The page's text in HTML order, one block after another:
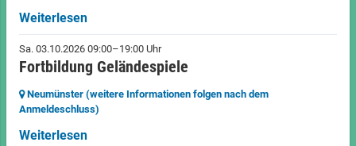
Weiterlesen
Sa. 03.10.2026 09:00–19:00 Uhr
Fortbildung Geländespiele
Neumünster (weitere Informationen folgen nach dem
Anmeldeschluss)
Weiterlesen